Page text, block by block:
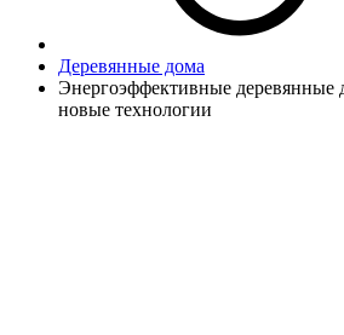
Деревянные дома
Энергоэффективные
новые технологии